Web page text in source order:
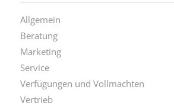
Allgemein
Beratung
Marketing
Service
Verfügungen und Vollmachten
Vertrieb